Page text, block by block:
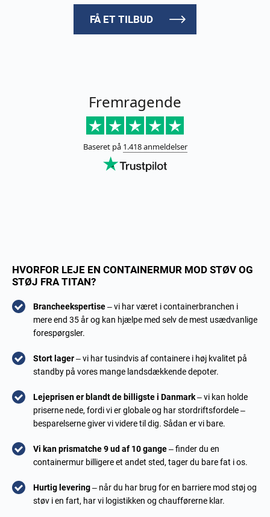
FÅ ET TILBUD
HVORFOR LEJE EN CONTAINERMUR MOD STØV OG
STØJ FRA TITAN?
Brancheekspertise– vi har været i containerbranchen i
mere end 35 år og kan hjælpe med selv de mest usædvanlige
forespørgsler.
Stort lager– vi har tusindvis af containere i høj kvalitet på
standby på vores mange landsdækkende depoter.
Lejeprisen er blandt de billigste i Danmark– vi kan holde
priserne nede, fordi vi er globale og har stordriftsfordele –
besparelserne giver vi videre til dig. Sådan er vi bare.
Vi kan prismatche 9 ud af 10 gange– finder du en
containermur billigere et andet sted, tager du bare fat i os.
Hurtig levering– når du har brug for en barriere mod støj og
støv i en fart, har vi logistikken og chaufførerne klar.